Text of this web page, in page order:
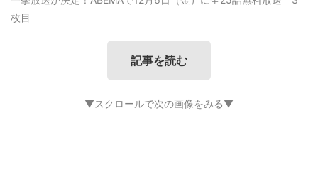
枚目
記事を読む
▼スクロールで次の画像をみる▼